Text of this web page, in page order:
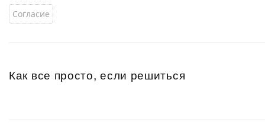
Согласие
Как все просто, если решиться